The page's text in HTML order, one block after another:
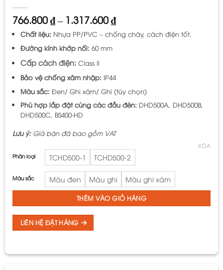
766.800₫– 1.317.600₫Khoảng
giá:
từ
Chất liệu: Nhựa PP/PVC – chống cháy, cách điện tốt.
Đường kính khớp nối: 60 mm
Cấp cách điện: Class II
Bảo vệ chống xâm nhập: IP44
Màu sắc: Đen/ Ghi xám/ Ghi (tùy chọn)
Phù hợp lắp đặt cùng các đầu đèn: DHD500A, DHD500B,
DHD500C, BS400-HD
Lưu ý:Giá bán đã bao gồm VAT
Phân loại TCHD500-1 TCHD500-2
Màu sắc Màu đen Màu ghi Màu ghi xám
XÓA
THÊM VÀO GIỎ HÀNG
LIÊN HỆ ĐẶT HÀNG